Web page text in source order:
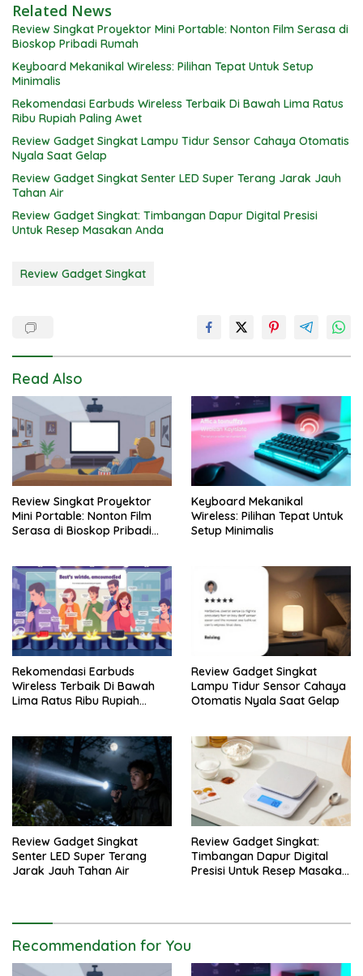
Related News
Review Singkat Proyektor Mini Portable: Nonton Film Serasa di
Bioskop Pribadi Rumah
Keyboard Mekanikal Wireless: Pilihan Tepat Untuk Setup
Minimalis
Rekomendasi Earbuds Wireless Terbaik Di Bawah Lima Ratus
Ribu Rupiah Paling Awet
Review Gadget Singkat Lampu Tidur Sensor Cahaya Otomatis
Nyala Saat Gelap
Review Gadget Singkat Senter LED Super Terang Jarak Jauh
Tahan Air
Review Gadget Singkat: Timbangan Dapur Digital Presisi
Untuk Resep Masakan Anda
Review Gadget Singkat
Read Also
Review Singkat Proyektor
Mini Portable: Nonton Film
Serasa di Bioskop Pribadi
Keyboard Mekanikal
Wireless: Pilihan Tepat Untuk
Setup Minimalis
Rekomendasi Earbuds
Wireless Terbaik Di Bawah
Lima Ratus Ribu Rupiah
Review Gadget Singkat
Lampu Tidur Sensor Cahaya
Otomatis Nyala Saat Gelap
Review Gadget Singkat
Senter LED Super Terang
Jarak Jauh Tahan Air
Review Gadget Singkat:
Timbangan Dapur Digital
Presisi Untuk Resep Masakan
Recommendation for You